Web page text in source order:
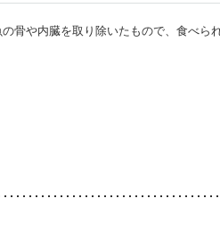
骨や内臓を取り除いたもので、食べら